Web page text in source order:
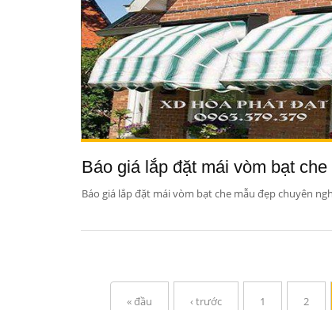
Báo giá lắp đặt mái vòm bạt
Báo giá lắp đặt mái vòm bạt che mẫu đẹp chuyên
« đầu ‹ trước 1 2